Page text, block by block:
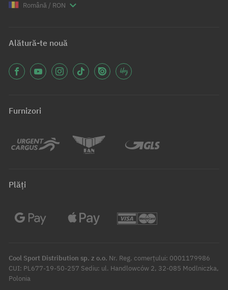
Română / RON
Alătură-te nouă
Furnizori
Plăți
Cool Sport Distribution sp. z o.o. Nr. Reg. comerțului: 0001179986
CUI: PL677-19-50-257 Sediu: ul. Handlowców 2, 32-085 Modlniczka,
Polonia